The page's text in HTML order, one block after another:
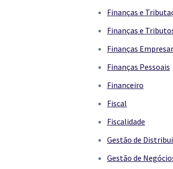
Finanças e
Finanças e
Finanças
Finanças Pessoais
Financeiro
Fiscal
Fiscalidade
Gestão de
Gestão de